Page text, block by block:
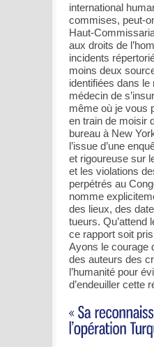
international
commises, peut-
Haut-
aux droits de
incidents
moins deux
identifiées dans le
médecin de
même où je vous
en train de moisir
bureau à New
l’issue d’une
et rigoureuse sur
et les violations
perpétrés au
nomme
des lieux, des
tueurs. Qu’attend
ce rapport soit
Ayons le courage
des auteurs des
l’humanité pour
d’endeuiller cette